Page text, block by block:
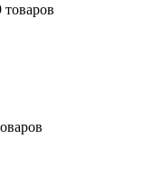
товаров